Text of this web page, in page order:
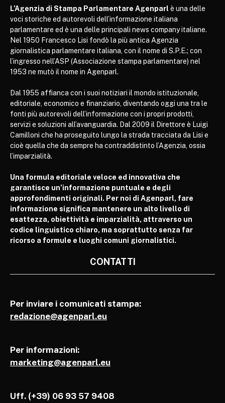
L’Agenzia di Stampa Parlamentare Agenparl è una delle
voci storiche ed autorevoli dell’informazione italiana
parlamentare ed è una delle principali news company italiane.
Nel 1950 Francesco Lisi fondò la più antica Agenzia
giornalistica parlamentare italiana, con il nome di S.P.E.; con
l’ingresso nell’ASP (Associazione stampa parlamentare) nel
1953 ne mutò il nome in Agenparl.
Dal 1955 affianca con i suoi notiziari il mondo istituzionale,
editoriale, economico e finanziario, diventando oggi una tra le
fonti più autorevoli dell’informazione con i propri prodotti,
servizi e soluzioni all’avanguardia. Dal 2009 il Direttore è Luigi
Camilloni che ha proseguito lungo la strada tracciata da Lisi e
cioè quella che da sempre ha contraddistinto l’Agenzia, ossia
l’imparzialità.
Una formula editoriale veloce ed innovativa che
garantisce un’informazione puntuale e degli
approfondimenti originali. Per noi di Agenparl, fare
informazione significa mantenere un alto livello di
esattezza, obiettività e imparzialità, attraverso un
codice linguistico chiaro, ma soprattutto senza far
ricorso a formule e luoghi comuni giornalistici.
CONTATTI
Per inviare i comunicati stampa:
redazione@agenparl.eu
Per informazioni:
marketing@agenparl.eu
Uff. (+39) 06 93 57 9408